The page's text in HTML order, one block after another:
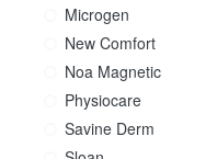
Microgen
New Comfort
Noa Magnetic
Physiocare
Savine Derm